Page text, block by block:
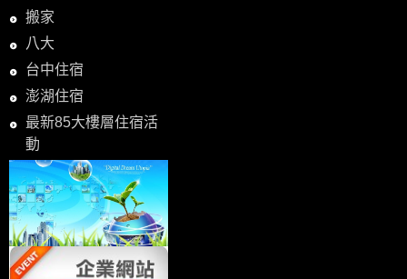
搬家
八大
台中住宿
澎湖住宿
最新85大樓層住宿活
動